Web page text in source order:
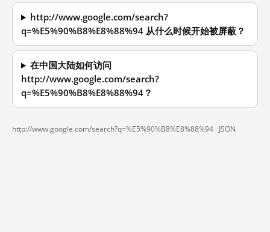
http://www.google.com/search?
q=%E5%90%B8%E8%88%94 从什么时候开始被屏蔽？
在中国大陆如何访问
http://www.google.com/search?
q=%E5%90%B8%E8%88%94？
http://www.google.com/search?q=%E5%90%B8%E8%88%94 · JSON